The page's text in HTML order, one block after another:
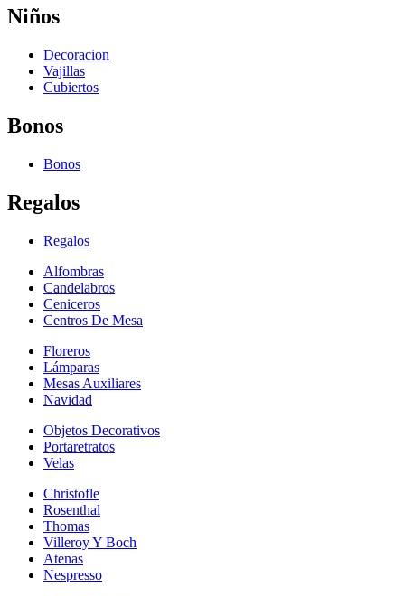
Niños
Decoracion
Vajillas
Cubiertos
Bonos
Bonos
Regalos
Regalos
Alfombras
Candelabros
Ceniceros
Centros De Mesa
Floreros
Lámparas
Mesas Auxiliares
Navidad
Objetos Decorativos
Portaretratos
Velas
Christofle
Rosenthal
Thomas
Villeroy Y Boch
Atenas
Nespresso